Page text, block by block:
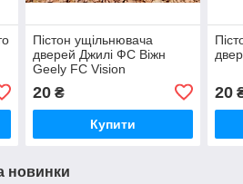
Пістон ущільнювача
дверей Джилі ФС Віжн
Geely FC Vision
20₴
Купити
20
новинки